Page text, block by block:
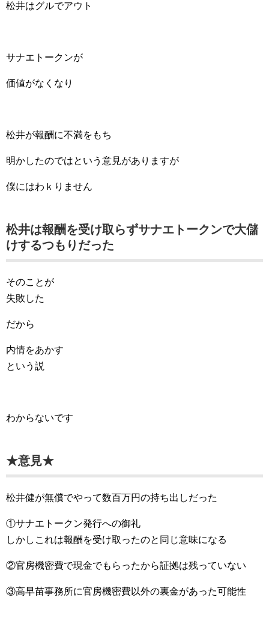
松井はグルでアウト
サナエトークンが
価値がなくなり
松井が報酬に不満をもち
明かしたのではという意見がありますが
僕にはわｋりません
松井は報酬を受け取らずサナエトークンで大儲
けするつもりだった
そのことが
失敗した
だから
内情をあかす
という説
わからないです
★意見★
松井健が無償でやって数百万円の持ち出しだった
①サナエトークン発行への御礼
しかしこれは報酬を受け取ったのと同じ意味になる
②官房機密費で現金でもらったから証拠は残っていない
③高早苗事務所に官房機密費以外の裏金があった可能性